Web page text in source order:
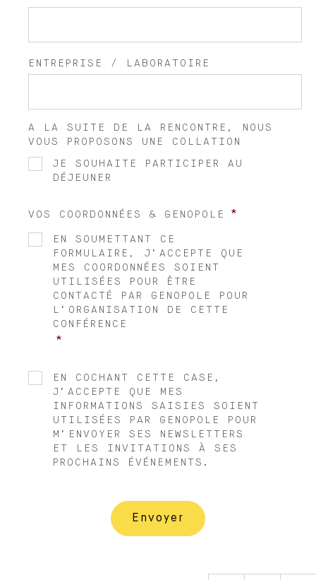
ENTREPRISE / LABORATOIRE
A LA SUITE DE LA RENCONTRE, NOUS
VOUS PROPOSONS UNE COLLATION
JE SOUHAITE PARTICIPER AU
DÉJEUNER
VOS COORDONNÉES & GENOPOLE *
EN SOUMETTANT CE
FORMULAIRE, J’ACCEPTE QUE
MES COORDONNÉES SOIENT
UTILISÉES POUR ÊTRE
CONTACTÉ PAR GENOPOLE POUR
L’ORGANISATION DE CETTE
CONFÉRENCE
*
NEWSLETTER
EN COCHANT CETTE CASE,
J’ACCEPTE QUE MES
INFORMATIONS SAISIES SOIENT
UTILISÉES PAR GENOPOLE POUR
M’ENVOYER SES NEWSLETTERS
ET LES INVITATIONS À SES
PROCHAINS ÉVÉNEMENTS.